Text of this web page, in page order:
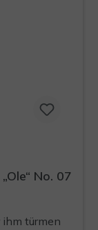
No. 07
türmen